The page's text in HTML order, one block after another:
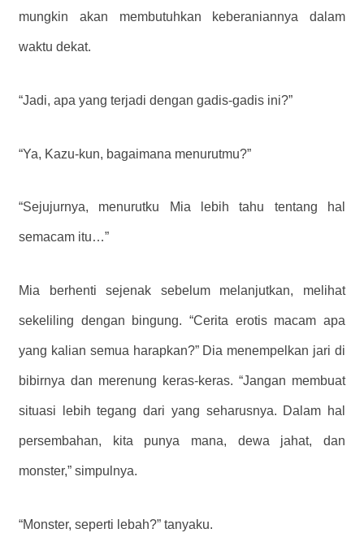
mungkin akan membutuhkan keberaniannya dalam
waktu dekat.
“Jadi, apa yang terjadi dengan gadis-gadis ini?”
“Ya, Kazu-kun, bagaimana menurutmu?”
“Sejujurnya, menurutku Mia lebih tahu tentang hal
semacam itu…”
Mia berhenti sejenak sebelum melanjutkan, melihat
sekeliling dengan bingung. “Cerita erotis macam apa
yang kalian semua harapkan?” Dia menempelkan jari di
bibirnya dan merenung keras-keras. “Jangan membuat
situasi lebih tegang dari yang seharusnya. Dalam hal
persembahan, kita punya mana, dewa jahat, dan
monster,” simpulnya.
“Monster, seperti lebah?” tanyaku.